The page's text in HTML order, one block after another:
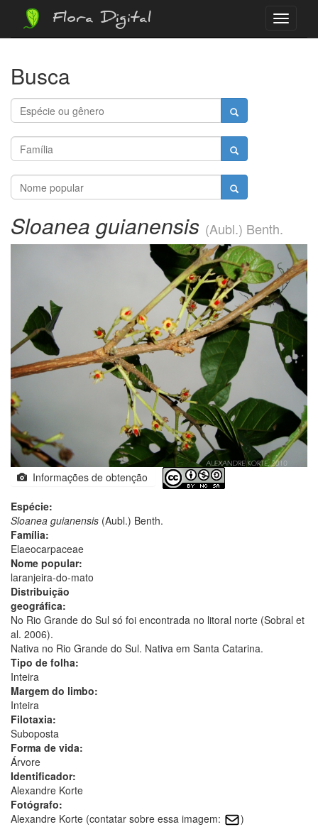
Menu
Flora Digital
Busca
Sloanea guianensis (Aubl.) Benth.
Informações de obtenção
Espécie:
Sloanea guianensis (Aubl.) Benth.
Família:
Elaeocarpaceae
Nome popular:
laranjeira-do-mato
Distribuição
geográfica:
No Rio Grande do Sul só foi encontrada no litoral norte (Sobral et
al. 2006).
Nativa no Rio Grande do Sul. Nativa em Santa Catarina.
Tipo de folha:
Inteira
Margem do limbo:
Inteira
Filotaxia:
Suboposta
Forma de vida:
Árvore
Identificador:
Alexandre Korte
Fotógrafo:
Alexandre Korte (contatar sobre essa imagem:
)